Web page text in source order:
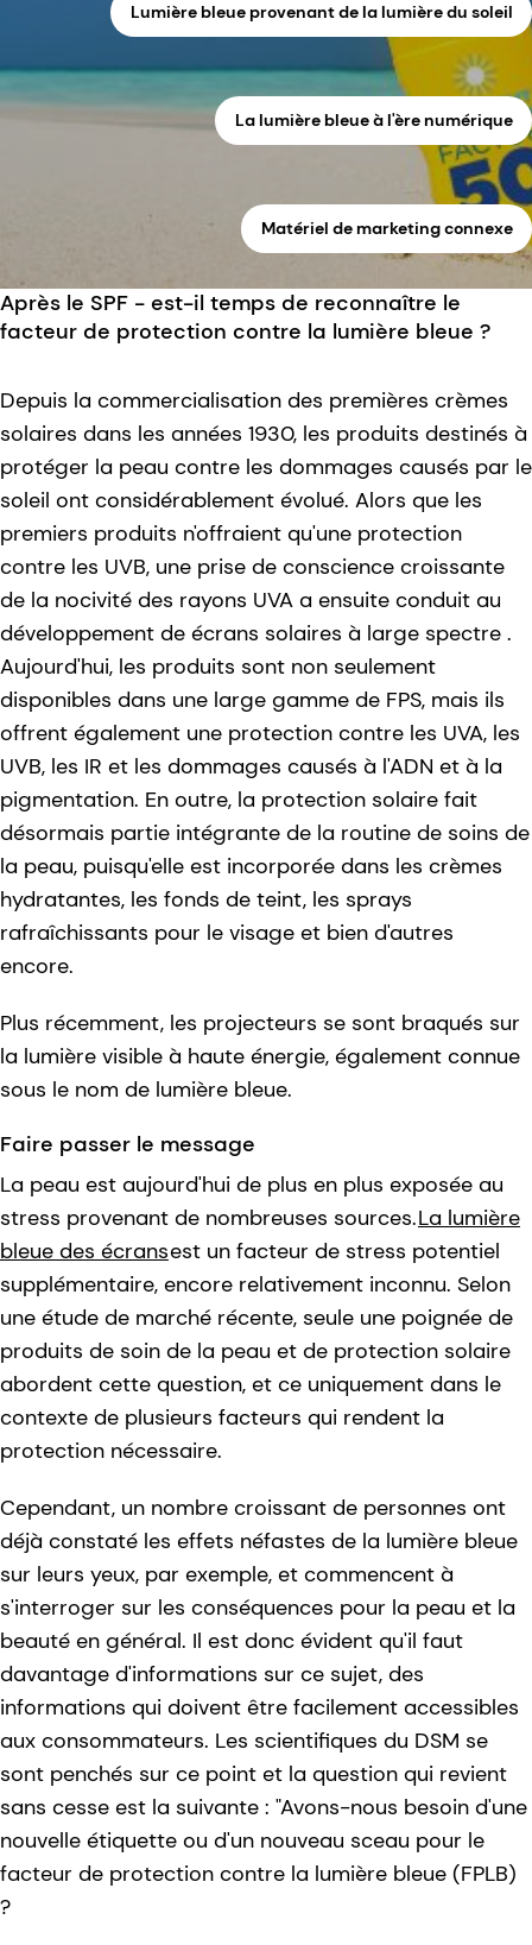
Lumière bleue provenant de la lumière du soleil
La lumière bleue à l'ère numérique
Matériel de marketing connexe
Après le SPF - est-il temps de reconnaître le
facteur de protection contre la lumière bleue ?
Depuis la commercialisation des premières crèmes
solaires dans les années 1930, les produits destinés à
protéger la peau contre les dommages causés par le
soleil ont considérablement évolué. Alors que les
premiers produits n'offraient qu'une protection
contre les UVB, une prise de conscience croissante
de la nocivité des rayons UVA a ensuite conduit au
développement de écrans solaires à large spectre .
Aujourd'hui, les produits sont non seulement
disponibles dans une large gamme de FPS, mais ils
offrent également une protection contre les UVA, les
UVB, les IR et les dommages causés à l'ADN et à la
pigmentation. En outre, la protection solaire fait
désormais partie intégrante de la routine de soins de
la peau, puisqu'elle est incorporée dans les crèmes
hydratantes, les fonds de teint, les sprays
rafraîchissants pour le visage et bien d'autres
encore.
Plus récemment, les projecteurs se sont braqués sur
la lumière visible à haute énergie, également connue
sous le nom de lumière bleue.
Faire passer le message
La peau est aujourd'hui de plus en plus exposée au
stress provenant de nombreuses sources.La lumière
bleue des écransest un facteur de stress potentiel
supplémentaire, encore relativement inconnu. Selon
une étude de marché récente, seule une poignée de
produits de soin de la peau et de protection solaire
abordent cette question, et ce uniquement dans le
contexte de plusieurs facteurs qui rendent la
protection nécessaire.
Cependant, un nombre croissant de personnes ont
déjà constaté les effets néfastes de la lumière bleue
sur leurs yeux, par exemple, et commencent à
s'interroger sur les conséquences pour la peau et la
beauté en général. Il est donc évident qu'il faut
davantage d'informations sur ce sujet, des
informations qui doivent être facilement accessibles
aux consommateurs. Les scientifiques du DSM se
sont penchés sur ce point et la question qui revient
sans cesse est la suivante : "Avons-nous besoin d'une
nouvelle étiquette ou d'un nouveau sceau pour le
facteur de protection contre la lumière bleue (FPLB)
?